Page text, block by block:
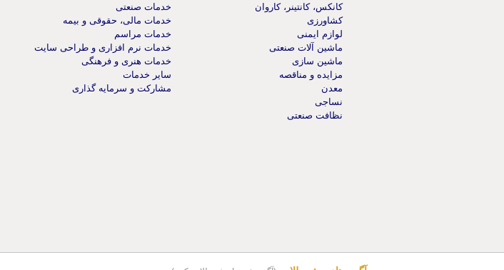
کانکس، کانتینر، کاروان
کشاورزی
لوازم ایمنی
ماشین آلات صنعتی
ماشین سازی
مزایده و مناقصه
معدن
نساجی
نظافت صنعتی
خدمات صنعتی
خدمات مالی، حقوقی و بیمه
خدمات مراسم
خدمات نرم افزاری و طراحی سایت
خدمات هنری و فرهنگی
سایر خدمات
مشارکت و سرمایه گذاری